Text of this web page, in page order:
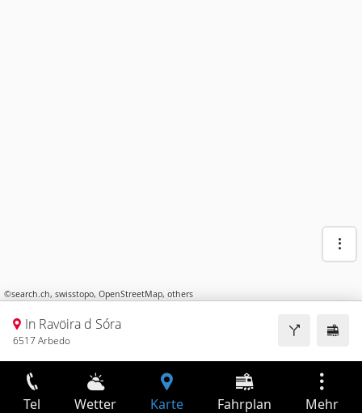
©search.ch, swisstopo, OpenStreetMap, others
In Ravöira d Sóra
6517 Arbedo
Tel Wetter Karte Fahrplan Mehr